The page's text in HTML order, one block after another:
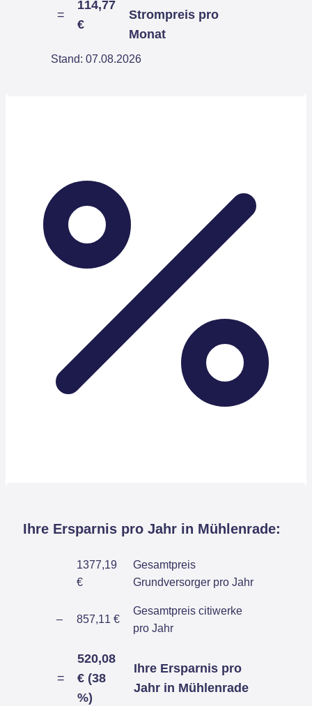
=
114,77
€
Strompreis pro
Monat
Stand: 07.08.2026
Ihre Ersparnis pro Jahr in Mühlenrade:
1377,19
€
Gesamtpreis
Grundversorger pro Jahr
– 857,11 €
Gesamtpreis citiwerke
pro Jahr
=
520,08
€ (38
%)
Ihre Ersparnis pro
Jahr in Mühlenrade